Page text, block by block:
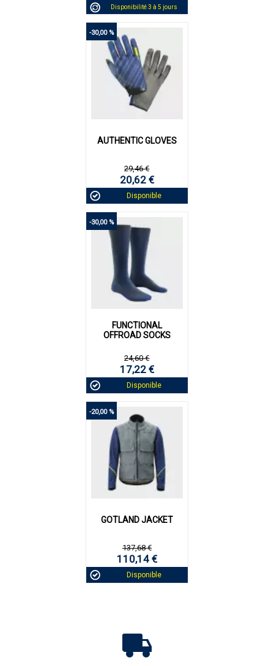
Disponibilité 3 à 5 jours
-30,00 %
AUTHENTIC GLOVES
29,46 €
20,62 €
Disponible
-30,00 %
FUNCTIONAL
OFFROAD SOCKS
24,60 €
17,22 €
Disponible
-20,00 %
GOTLAND JACKET
137,68 €
110,14 €
Disponible